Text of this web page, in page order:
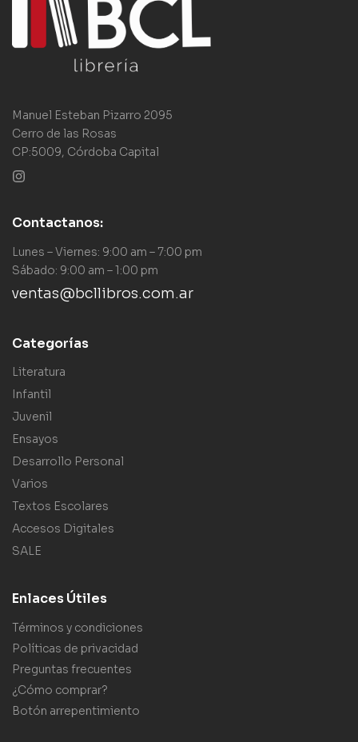
Manuel Esteban Pizarro 2095
Cerro de las Rosas
CP:5009, Córdoba Capital
Contactanos:
Lunes – Viernes: 9:00 am – 7:00 pm
Sábado: 9:00 am – 1:00 pm
ventas@bcllibros.com.ar
Categorías
Literatura
Infantil
Juvenil
Ensayos
Desarrollo Personal
Varios
Textos Escolares
Accesos Digitales
SALE
Enlaces Útiles
Términos y condiciones
Políticas de privacidad
Preguntas frecuentes
¿Cómo comprar?
Botón arrepentimiento